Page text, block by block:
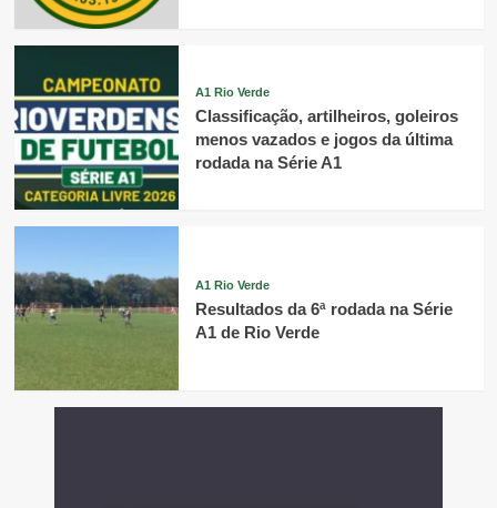
A1 Rio Verde
Classificação, artilheiros, goleiros
menos vazados e jogos da última
rodada na Série A1
A1 Rio Verde
Resultados da 6ª rodada na Série
A1 de Rio Verde